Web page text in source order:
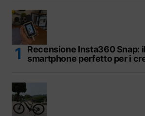
Recensione Insta360 Snap:
smartphone perfetto per i